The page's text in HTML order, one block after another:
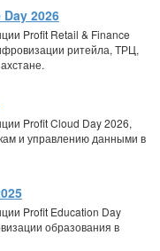
2026
Profit Retail & Finance
ритейла, ТРЦ,
Profit Cloud Day 2026,
и управлению данными в
Profit Education Day
образования в